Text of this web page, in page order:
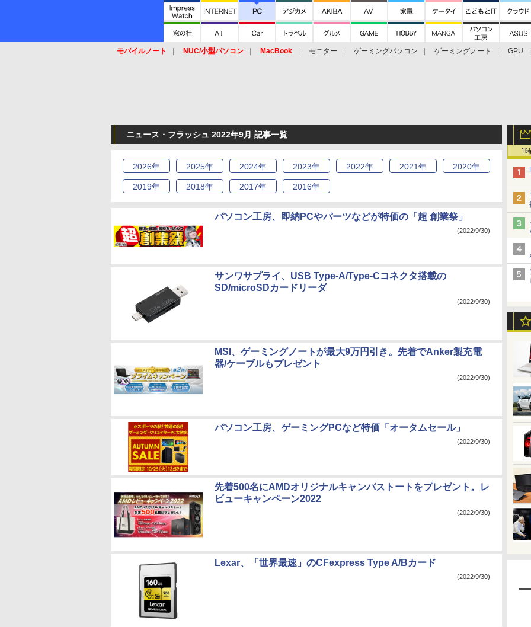
モバイルノート NUC/小型パソコン MacBook モニター ゲーミングパソコン ゲーミングノート
GPU
1
ニュース・フラッシュ 2022年9月 記事一覧
2026年 2025年 2024年 2023年 2022年 2021年 2020年
2019年 2018年 2017年 2016年
パソコン工房、即納PCやパーツなどが特価の「超 創業祭」
(2022/9/30)
サンワサプライ、USB Type-A/Type-Cコネクタ搭載の
SD/microSDカードリーダ
(2022/9/30)
MSI、ゲーミングノートが最大9万円引き。先着でAnker製充電
器/ケーブルもプレゼント
(2022/9/30)
パソコン工房、ゲーミングPCなど特価「オータムセール」
(2022/9/30)
先着500名にAMDオリジナルキャンバストートをプレゼント。レ
ビューキャンペーン2022
(2022/9/30)
Lexar、「世界最速」のCFexpress Type A/Bカード
(2022/9/30)